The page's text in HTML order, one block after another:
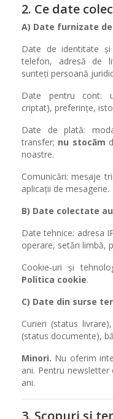
2. Ce date
A) Date furnizate
Date de identitate și
telefon, adresă de
sunteți persoană
Date pentru cont:
criptat), preferințe,
Date de plată:
transfer; nu stocăm
noastre.
Comunicări: mesaje
aplicații de mesagerie.
B) Date colectate
Date tehnice: adresa
operare, setări limbă,
Cookie‑uri și
Politica cookie.
C) Date din surse
Curieri (status
(status documente),
Minori. Nu oferim
ani. Pentru
ani.
3. Scopuri și